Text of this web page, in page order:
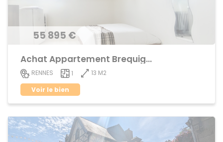
55 895 €
Achat Appartement Brequigny
RENNES 1
13 M2
Voir le bien